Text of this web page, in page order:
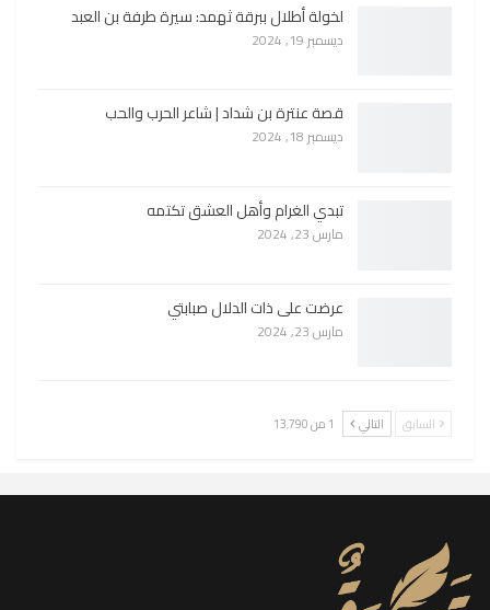
لخولة أطلال ببرقة ثهمد: سيرة طرفة بن العبد
ديسمبر 19, 2024
قصة عنترة بن شداد | شاعر الحرب والحب
ديسمبر 18, 2024
تبدي الغرام وأهل العشق تكتمه
مارس 23, 2024
عرضت على ذات الدلال صبابتي
مارس 23, 2024
السابق التالي 1 من 13٬790